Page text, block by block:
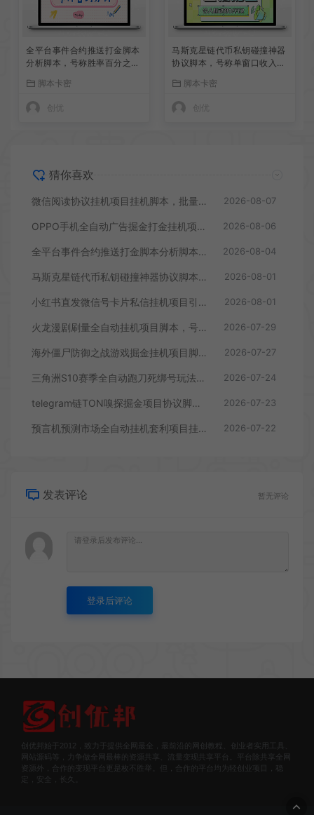
全平台事件合约推送打金脚本
分析脚本，号称胜率百分之90
脚本卡密
马斯克星链代币私钥碰撞神器
协议脚本，号称单窗口收入四
脚本卡密
猜你喜欢
微信阅读协议挂机项目挂机脚本，批量矩阵挂机，单号一天5+ 2026-08-07
OPPO手机全自动广告掘金打金挂机项目挂机脚本，单机一天9+可批量放大 2026-08-06
全平台事件合约推送打金脚本分析脚本，号称胜率百分之90以上 2026-08-04
马斯克星链代币私钥碰撞神器协议脚本，号称单窗口收入四位数 2026-08-01
小红书直发微信号卡片私信挂机项目引流脚本，有效触达微信不检测不封号 2026-08-01
火龙漫剧刷量全自动挂机项目脚本，号称单号爆火日入100+ 2026-07-29
海外僵尸防御之战游戏掘金挂机项目脚本，单机一天150+ 2026-07-27
三角洲S10赛季全自动跑刀死绑号玩法全自动搬砖挂机项目挂机脚本，单窗口30+ 2026-07-24
telegram链TON嗅探掘金项目协议脚本，号称月入四位数 2026-07-23
预言机预测市场全自动挂机套利项目挂机脚本，日均30+USD 2026-07-22
发表评论 暂无评论
登录后评论
创优邦始于2012，致力于提供全网最全，最前沿的网创教程、创业者实用工具、
网站源码等，力争做全网最棒的资源共享、流量变现共享平台。平台除共享全网
资源外，合作的变现平台更是枚不胜举。但，合作的平台均为轻创业项目，稳
定，安全，长久。